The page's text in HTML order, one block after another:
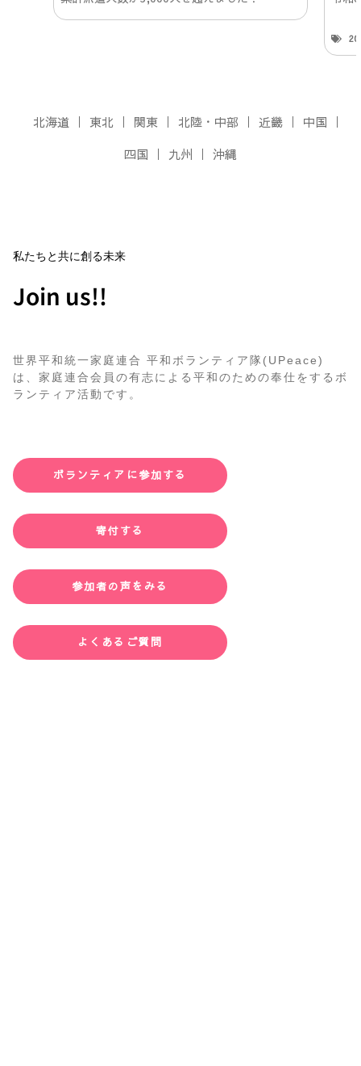
北海道 東北 関東 北陸・中部 近畿
中国
四国
九州 沖縄
私たちと共に創る未来
Join us!!
世界平和統一家庭連合 平和ボランティア隊(UPeace)
は、家庭連合会員の有志による平和のための奉仕をするボ
ランティア活動です。
ボランティアに参加する
寄付する
参加者の声をみる
よくあるご質問